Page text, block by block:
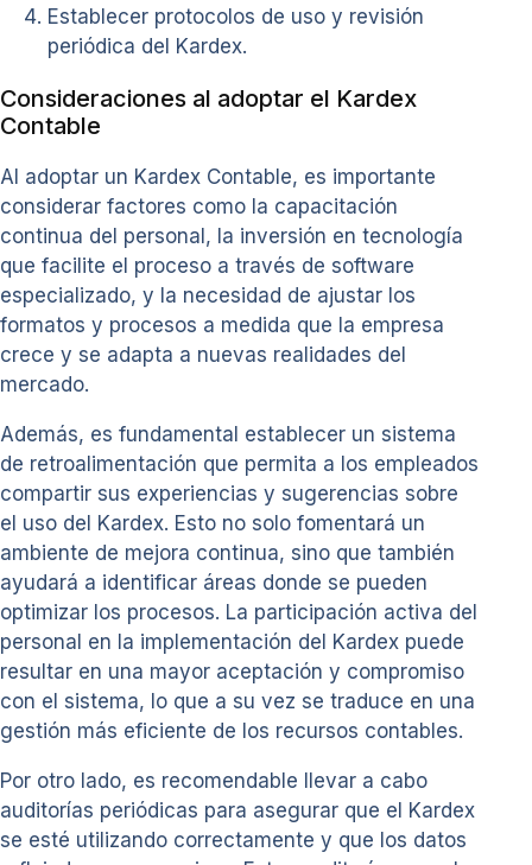
Establecer protocolos de uso y revisión
periódica del Kardex.
Consideraciones al adoptar el Kardex
Contable
Al adoptar un Kardex Contable, es importante
considerar factores como la capacitación
continua del personal, la inversión en tecnología
que facilite el proceso a través de software
especializado, y la necesidad de ajustar los
formatos y procesos a medida que la empresa
crece y se adapta a nuevas realidades del
mercado.
Además, es fundamental establecer un sistema
de retroalimentación que permita a los empleados
compartir sus experiencias y sugerencias sobre
el uso del Kardex. Esto no solo fomentará un
ambiente de mejora continua, sino que también
ayudará a identificar áreas donde se pueden
optimizar los procesos. La participación activa del
personal en la implementación del Kardex puede
resultar en una mayor aceptación y compromiso
con el sistema, lo que a su vez se traduce en una
gestión más eficiente de los recursos contables.
Por otro lado, es recomendable llevar a cabo
auditorías periódicas para asegurar que el Kardex
se esté utilizando correctamente y que los datos